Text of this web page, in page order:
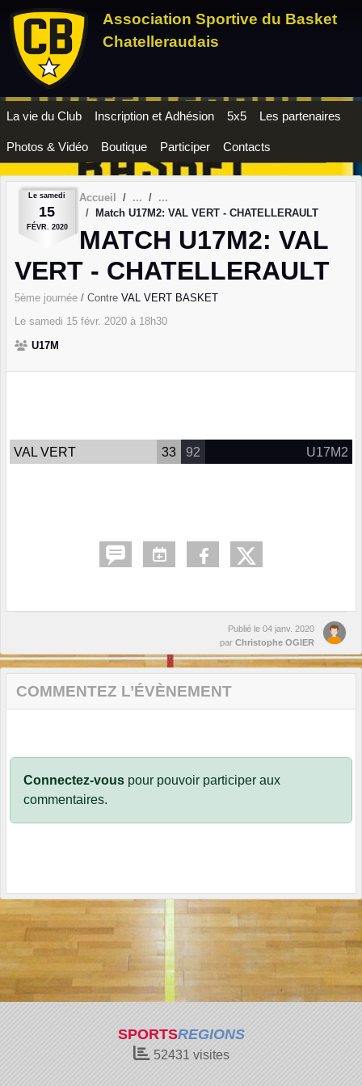
Association Sportive du Basket
Chatelleraudais
La vie du Club Inscription et Adhésion 5x5 Les partenaires
Photos & Vidéo Boutique Participer Contacts
Le samedi
15
FÉVR. 2020
Accueil
Match U17M2: VAL VERT - CHATELLERAULT
MATCH U17M2: VAL
VERT - CHATELLERAULT
5ème journée / Contre VAL VERT BASKET
Le samedi 15 févr. 2020 à 18h30
U17M
VAL VERT 33 92 U17M2
Publié le 04 janv. 2020
par Christophe OGIER
COMMENTEZ L’ÉVÈNEMENT
Connectez-vous pour pouvoir participer aux
commentaires.
SPORTSREGIONS
52431 visites
Panneau de gestion des cookies